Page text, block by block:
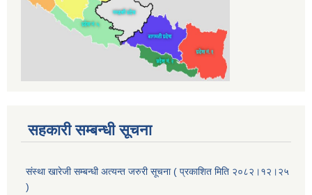
सहकारी सम्बन्धी सूचना
संस्था खारेजी सम्बन्धी अत्यन्त जरुरी सूचना ( प्रकाशित मिति २०८२।१२।२५
)